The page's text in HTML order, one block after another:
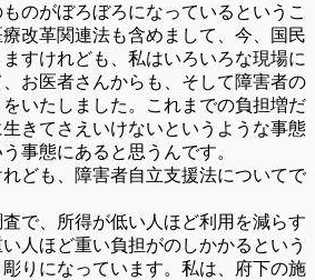
のがぼろぼろになっているというこ
改革関連法も含めまして、今、国民
すけれども、私はいろいろな現場に
お医者さんからも、そして障害者の
いたしました。これまでの負担増だ
きてさえいけないというような事態
事態にあると思うんです。
ども、障害者自立支援法についてで
で、所得が低い人ほど利用を減らす
人ほど重い負担がのしかかるという
りになっています。私は、府下の施